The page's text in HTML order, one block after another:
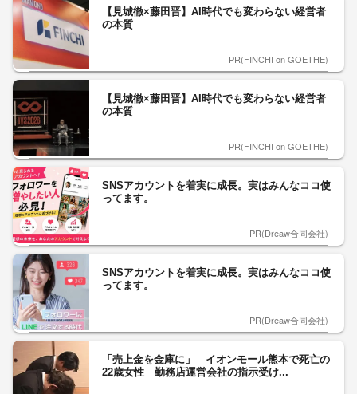
【見城徹×藤田晋】AI時代でも変わらない経営者
の本質
PR(FINCHI on GOETHE)
【見城徹×藤田晋】AI時代でも変わらない経営者
の本質
PR(FINCHI on GOETHE)
SNSアカウントを着実に成長。実はみんなココ使
ってます。
PR(Dreaw合同会社)
SNSアカウントを着実に成長。実はみんなココ使
ってます。
PR(Dreaw合同会社)
「売上金を金庫に」 イオンモール熊本で死亡の
22歳女性 勤務店運営会社の指示受け...